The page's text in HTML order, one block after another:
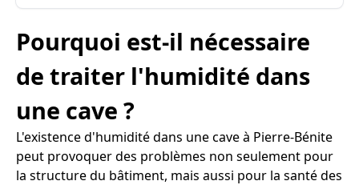
Pourquoi est-il nécessaire
de traiter l'humidité dans
une cave ?
L'existence d'humidité dans une cave à Pierre-Bénite
peut provoquer des problèmes non seulement pour
la structure du bâtiment, mais aussi pour la santé des